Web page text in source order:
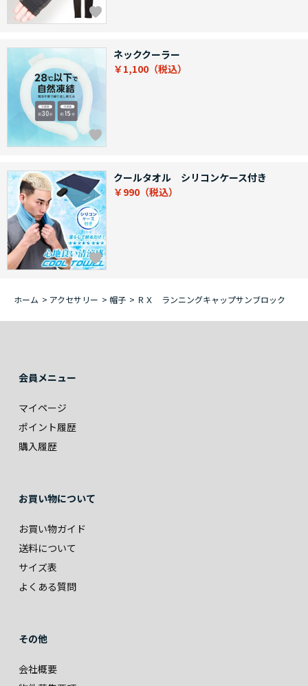
ネッククーラー
￥1,100
クールタオル シリコンケース付き
￥990
ホーム > アクセサリー > 帽子 > ＲＸ ランニングキャップサンブロック
会員メニュー
マイページ
ポイント履歴
購入履歴
お買い物について
お買い物ガイド
送料について
サイズ表
よくある質問
その他
会社概要